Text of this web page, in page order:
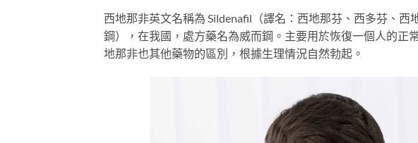
西地那非英文名稱為 Sildenafil（譯名：西地那芬、西多芬、
鋼），在我國，處方藥名為威而鋼。主要用於恢復一個人的正
地那非也其他藥物的區別，根據生理情況自然勃起。